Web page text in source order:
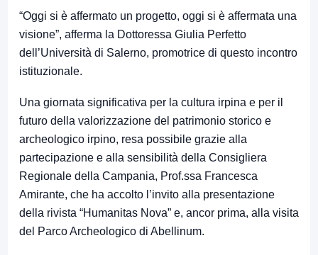
“Oggi si è affermato un progetto, oggi si è affermata una
visione”, afferma la Dottoressa Giulia Perfetto
dell’Università di Salerno, promotrice di questo incontro
istituzionale.
Una giornata significativa per la cultura irpina e per il
futuro della valorizzazione del patrimonio storico e
archeologico irpino, resa possibile grazie alla
partecipazione e alla sensibilità della Consigliera
Regionale della Campania, Prof.ssa Francesca
Amirante, che ha accolto l’invito alla presentazione
della rivista “Humanitas Nova” e, ancor prima, alla visita
del Parco Archeologico di Abellinum.